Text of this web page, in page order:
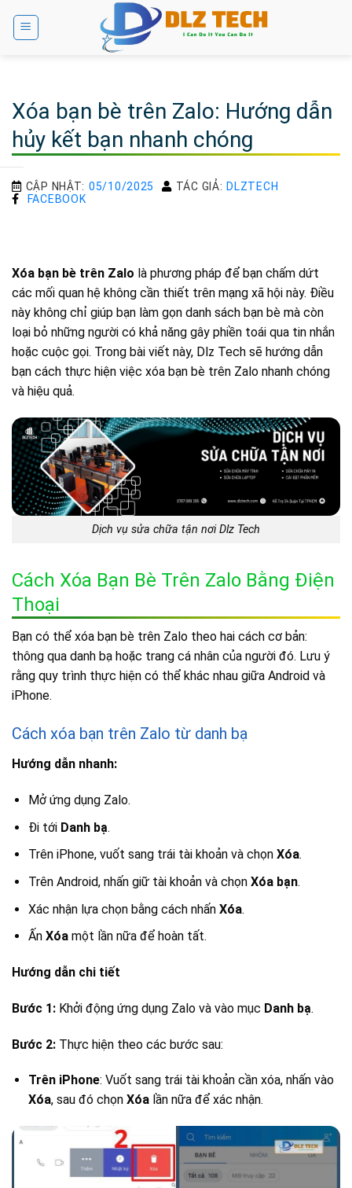
Xóa bạn bè trên Zalo: Hướng dẫn
hủy kết bạn nhanh chóng
CẬP NHẬT: 05/10/2025 TÁC GIẢ: DLZTECH
FACEBOOK
Xóa bạn bè trên Zalo là phương pháp để bạn chấm dứt
các mối quan hệ không cần thiết trên mạng xã hội này. Điều
này không chỉ giúp bạn làm gọn danh sách bạn bè mà còn
loại bỏ những người có khả năng gây phiền toái qua tin nhắn
hoặc cuộc gọi. Trong bài viết này, Dlz Tech sẽ hướng dẫn
bạn cách thực hiện việc xóa bạn bè trên Zalo nhanh chóng
và hiệu quả.
Dịch vụ sửa chữa tận nơi Dlz Tech
Cách Xóa Bạn Bè Trên Zalo Bằng Điện
Thoại
Bạn có thể xóa bạn bè trên Zalo theo hai cách cơ bản:
thông qua danh bạ hoặc trang cá nhân của người đó. Lưu ý
rằng quy trình thực hiện có thể khác nhau giữa Android và
iPhone.
Cách xóa bạn trên Zalo từ danh bạ
Hướng dẫn nhanh:
Mở ứng dụng Zalo.
Đi tới Danh bạ.
Trên iPhone, vuốt sang trái tài khoản và chọn Xóa.
Trên Android, nhấn giữ tài khoản và chọn Xóa bạn.
Xác nhận lựa chọn bằng cách nhấn Xóa.
Ấn Xóamột lần nữa để hoàn tất.
Hướng dẫn chi tiết
Bước 1: Khởi động ứng dụng Zalo và vào mục Danh bạ.
Bước 2: Thực hiện theo các bước sau:
Trên iPhone: Vuốt sang trái tài khoản cần xóa, nhấn vào
Xóa, sau đó chọn Xóalần nữa để xác nhận.